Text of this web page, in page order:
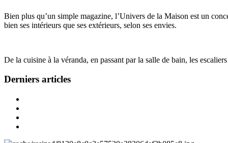
Bien plus qu’un simple magazine, l’Univers de la Maison est un
bien ses intérieurs que ses extérieurs, selon ses envies.
De la cuisine à la véranda, en passant par la salle de bain, les
Derniers articles